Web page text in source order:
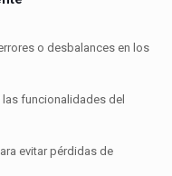
o desbalances en los
las funcionalidades del
evitar pérdidas de